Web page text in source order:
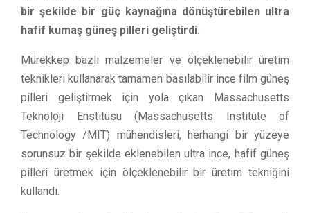
bir şekilde bir güç kaynağına dönüştürebilen ultra
hafif kumaş güneş pilleri geliştirdi.
Mürekkep bazlı malzemeler ve ölçeklenebilir üretim
teknikleri kullanarak tamamen basılabilir ince film güneş
pilleri geliştirmek için yola çıkan Massachusetts
Teknoloji Enstitüsü (Massachusetts Institute of
Technology /MIT) mühendisleri, herhangi bir yüzeye
sorunsuz bir şekilde eklenebilen ultra ince, hafif güneş
pilleri üretmek için ölçeklenebilir bir üretim tekniğini
kullandı.